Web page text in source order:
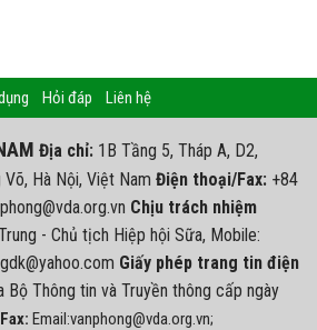
Hỏi đáp Liên hệ
Địa chỉ: 1B Tầng 5, Tháp A, D2,
Hà Nội, Việt Nam Điện thoại/Fax: +84
Chịu trách nhiệm
- Chủ tịch Hiệp hội Sữa, Mobile:
Giấy phép trang tin điện
Thông tin và Truyền thông cấp ngày
Email:vanphong@vda.org.vn;